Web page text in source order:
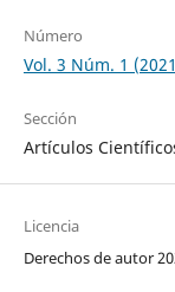
Número
Vol. 3 Núm. 1
Sección
Artículos
Licencia
Derechos de autor